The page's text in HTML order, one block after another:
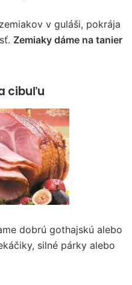
v guláši, pokrája
Zemiaky dáme na tanier
cibuľu
dobrú gothajskú alebo
silné párky alebo